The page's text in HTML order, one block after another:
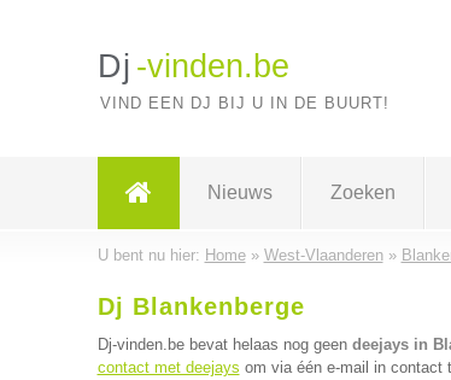
Dj -vinden.be
VIND EEN DJ BIJ U IN DE BUURT!
Nieuws Zoeken
U bent nu hier: Home» West-Vlaanderen»
Dj Blankenberge
Dj-vinden.be bevat helaas nog geen deejays in
contact met deejays om via één e-mail in contact